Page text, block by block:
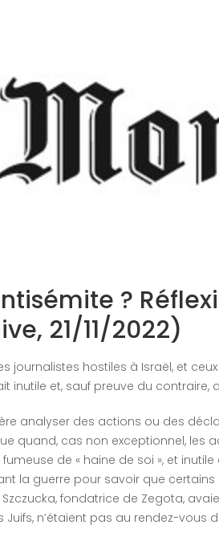
?
21/11/2022)
journalistes hostiles à Israël, et
inutile et, sauf preuve du contraire,
analyser des actions ou des
quand, cas non exceptionnel, les
de « haine de soi », et
la guerre pour savoir que
fondatrice de Zegota,
n’étaient pas au rendez-vous